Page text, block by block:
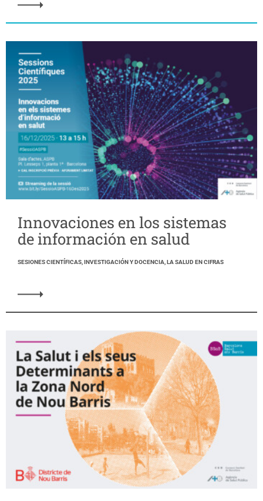
Innovaciones en los sistemas
de información en salud
SESIONES CIENTÍFICAS, INVESTIGACIÓN Y DOCENCIA, LA SALUD EN CIFRAS